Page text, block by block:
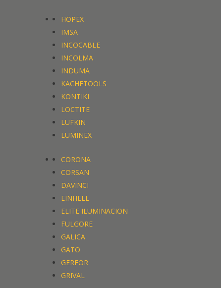
HOPEX
IMSA
INCOCABLE
INCOLMA
INDUMA
KACHETOOLS
KONTIKI
LOCTITE
LUFKIN
LUMINEX
CORONA
CORSAN
DAVINCI
EINHELL
ELITE ILUMINACION
FULGORE
GALICA
GATO
GERFOR
GRIVAL